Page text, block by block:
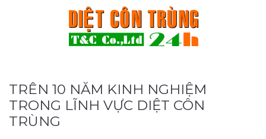
TRÊN 10 NĂM KINH NGHIỆM
TRONG LĨNH VỰC DIỆT CÔN
TRÙNG